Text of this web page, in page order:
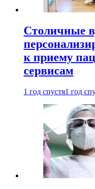
Столичные
к приему
сервисам
1 год спустя1 год